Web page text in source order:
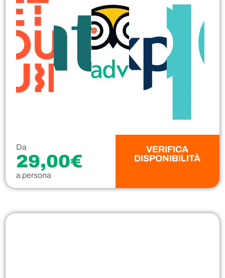
Da
29,00€
a persona
VERIFICA
DISPONIBILITÀ